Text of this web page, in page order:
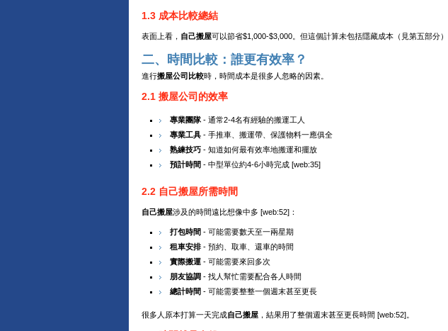
1.3 成本比較總結
表面上看， 自己搬屋可以節省$1,000-$3,000。但這個計算未包括隱藏成本（見第五部分
二、時間比較：誰更有效率？
進行搬屋公司比較時，時間成本是很多人忽略的因素。
2.1 搬屋公司的效率
專業團隊 - 通常2-4名有經驗的搬運工人
專業工具 - 手推車、搬運帶、保護物料一應俱全
熟練技巧 - 知道如何最有效率地搬運和擺放
預計時間 - 中型單位約4-6小時完成 [web:35]
2.2 自己搬屋所需時間
自己搬屋涉及的時間遠比想像中多 [web:52]：
打包時間 - 可能需要數天至一兩星期
租車安排 - 預約、取車、還車的時間
實際搬運 - 可能需要來回多次
朋友協調 - 找人幫忙需要配合各人時間
總計時間 - 可能需要整整一個週末甚至更長
很多人原本打算一天完成自己搬屋 ，結果用了整個週末甚至更長時間 [web:52]。